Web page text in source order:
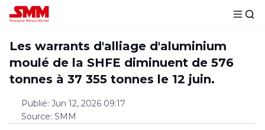
Les warrants d'alliage d'aluminium
moulé de la SHFE diminuent de 576
tonnes à 37 355 tonnes le 12 juin.
Publié: Jun 12, 2026 09:17
Source: SMM